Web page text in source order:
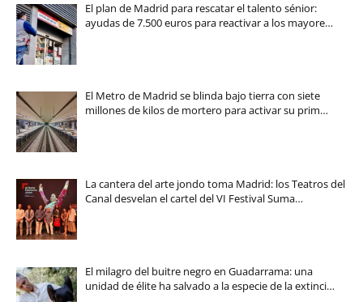
El plan de Madrid para rescatar el talento sénior:
ayudas de 7.500 euros para reactivar a los mayore…
El Metro de Madrid se blinda bajo tierra con siete
millones de kilos de mortero para activar su prim…
La cantera del arte jondo toma Madrid: los Teatros del
Canal desvelan el cartel del VI Festival Suma…
El milagro del buitre negro en Guadarrama: una
unidad de élite ha salvado a la especie de la extinci…